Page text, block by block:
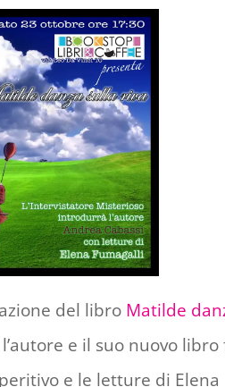
del libro Matilde
e il suo nuovo
e le letture di Elena